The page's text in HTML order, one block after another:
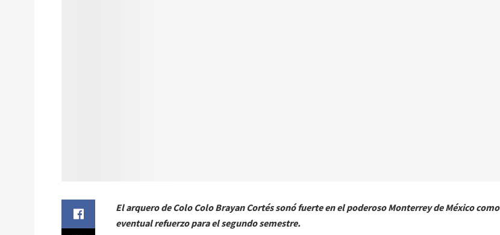
El arquero de Colo Colo Brayan Cortés sonó fuerte en el poderoso Monterrey de México como
eventual refuerzo para el segundo semestre.